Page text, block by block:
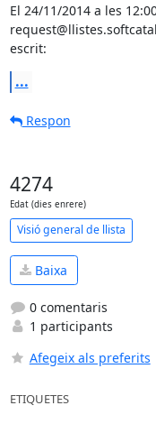
El 24/11/2014 a les
escrit:
...
Respon
4274
Edat (dies enrere)
Visió general de llista
Baixa
0 comentaris
1 participants
Afegeix als preferits
ETIQUETES